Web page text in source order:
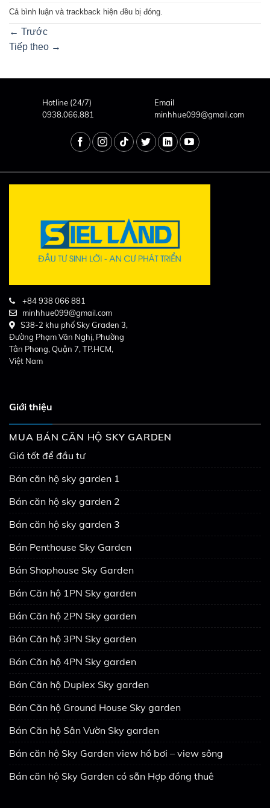
Cả bình luận và trackback hiện đều bị đóng.
← Trước
Tiếp theo →
Hotline (24/7)
0938.066.881
Email
minhhue099@gmail.com
+84 938 066 881
minhhue099@gmail.com
S38-2 khu phố Sky Graden 3,
Đường Phạm Văn Nghị, Phường
Tân Phong, Quận 7, TP.HCM,
Việt Nam
Giới thiệu
MUA BÁN CĂN HỘ SKY GARDEN
Giá tốt để đầu tư
Bán căn hộ sky garden 1
Bán căn hộ sky garden 2
Bán căn hộ sky garden 3
Bán Penthouse Sky Garden
Bán Shophouse Sky Garden
Bán Căn hộ 1PN Sky garden
Bán Căn hộ 2PN Sky garden
Bán Căn hộ 3PN Sky garden
Bán Căn hộ 4PN Sky garden
Bán Căn hộ Duplex Sky garden
Bán Căn hộ Ground House Sky garden
Bán Căn hộ Sân Vườn Sky garden
Bán căn hộ Sky Garden view hồ bơi – view sông
Bán căn hộ Sky Garden có sẵn Hợp đồng thuê